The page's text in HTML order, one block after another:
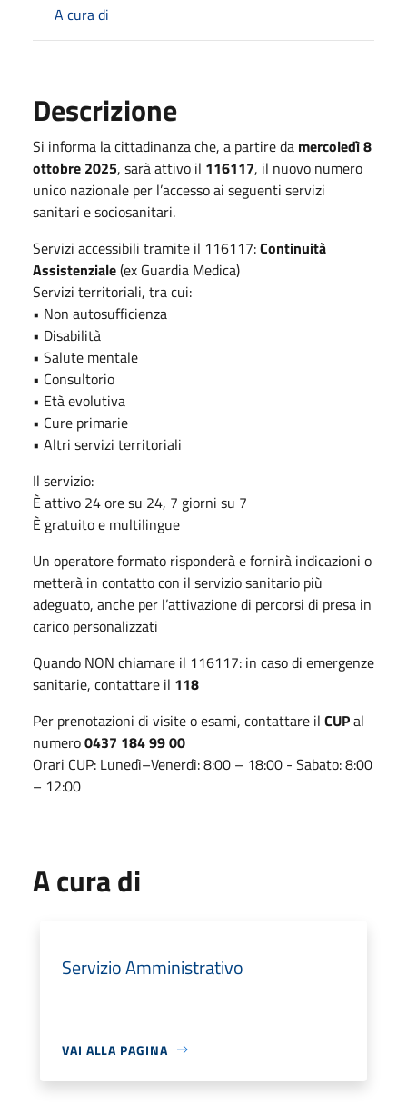
A cura di
Descrizione
Si informa la cittadinanza che, a partire da mercoledì 8
ottobre 2025, sarà attivo il 116117, il nuovo numero
unico nazionale per l’accesso ai seguenti servizi
sanitari e sociosanitari.
Servizi accessibili tramite il 116117:Continuità
Assistenziale(ex Guardia Medica)
Servizi territoriali, tra cui:
• Non autosufficienza
• Disabilità
• Salute mentale
• Consultorio
• Età evolutiva
• Cure primarie
• Altri servizi territoriali
Il servizio:
È attivo 24 ore su 24, 7 giorni su 7
È gratuito e multilingue
Un operatore formato risponderà e fornirà indicazioni o
metterà in contatto con il servizio sanitario più
adeguato, anche per l’attivazione di percorsi di presa in
carico personalizzati
Quando NON chiamare il 116117: in caso di emergenze
sanitarie, contattare il 118
Per prenotazioni di visite o esami, contattare il CUPal
numero0437 184 99 00
Orari CUP: Lunedì–Venerdì: 8:00 – 18:00 - Sabato: 8:00
– 12:00
A cura di
Servizio Amministrativo
VAI ALLA PAGINA